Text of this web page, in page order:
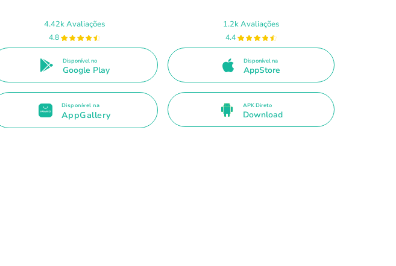
4.42k Avaliações
4.8
Disponível no
Google Play
1.2k Avaliações
4.4
Disponível na
AppStore
Disponível na
AppGallery
APK Direto
Download